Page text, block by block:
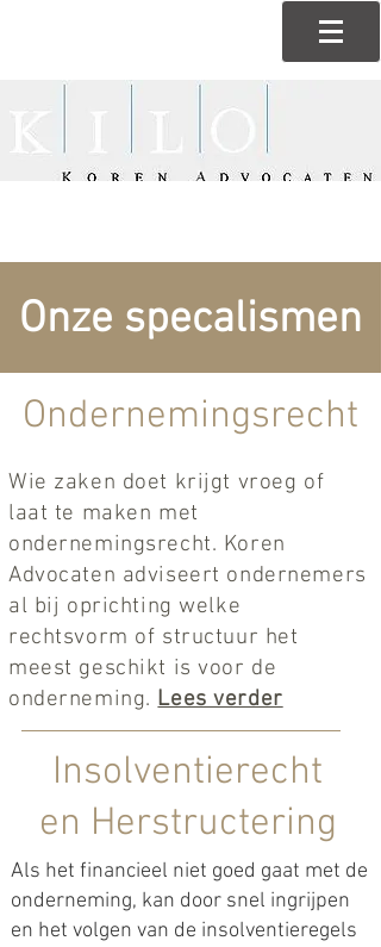
Insolventierecht
en Herstructering
Als het financieel niet goed gaat met de
onderneming, kan door snel ingrijpen
en het volgen van de insolventieregels
Onze specalismen
Wie zaken doet krijgt vroeg of
laat te maken met
ondernemingsrecht. Koren
Advocaten adviseert ondernemers
al bij oprichting welke
rechtsvorm of structuur het
meest geschikt is voor de
onderneming.Lees verder
Ondernemingsrecht